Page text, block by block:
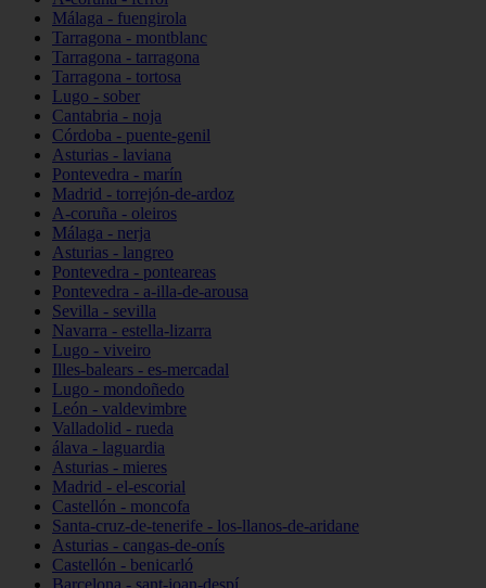
Málaga - fuengirola
Tarragona - montblanc
Tarragona - tarragona
Tarragona - tortosa
Lugo - sober
Cantabria - noja
Córdoba - puente-genil
Asturias - laviana
Pontevedra - marín
Madrid - torrejón-de-ardoz
A-coruña - oleiros
Málaga - nerja
Asturias - langreo
Pontevedra - ponteareas
Pontevedra - a-illa-de-arousa
Sevilla - sevilla
Navarra - estella-lizarra
Lugo - viveiro
Illes-balears - es-mercadal
Lugo - mondoñedo
León - valdevimbre
Valladolid - rueda
álava - laguardia
Asturias - mieres
Madrid - el-escorial
Castellón - moncofa
Santa-cruz-de-tenerife - los-llanos-de-aridane
Asturias - cangas-de-onís
Castellón - benicarló
Barcelona - sant-joan-despí